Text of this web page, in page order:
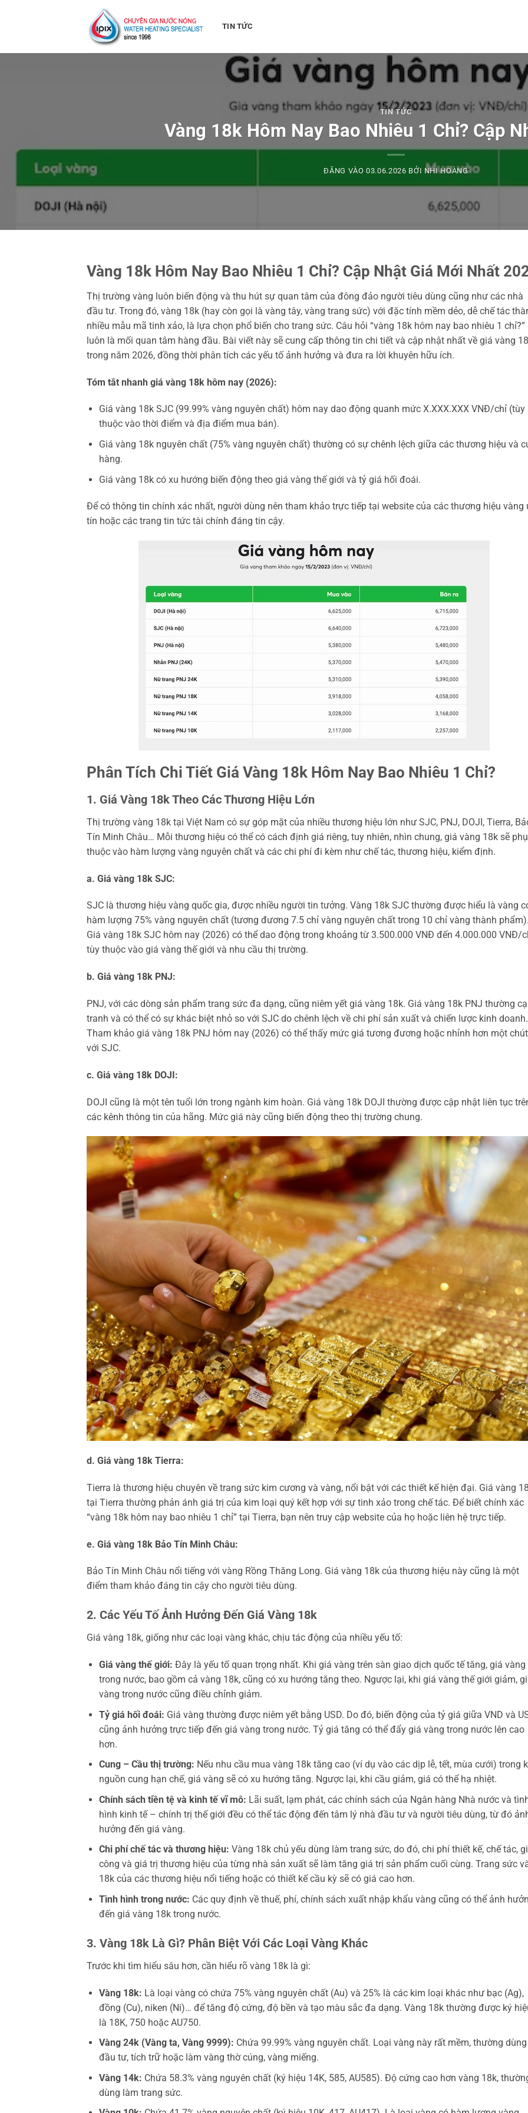
dung
TIN TỨC
TIN TỨC
Vàng 18k Hôm Nay Bao Nhiêu 1 Chỉ? Cập
ĐĂNG VÀO03.06.2026 BỞI NHI HOÀNG
Vàng 18k Hôm Nay Bao Nhiêu 1 Chỉ? Cập Nhật Giá Mới Nhất
Thị trường vàng luôn biến động và thu hút sự quan tâm của đông đảo người tiêu dùng cũng như các nhà
đầu tư. Trong đó, vàng 18k (hay còn gọi là vàng tây, vàng trang sức) với đặc tính mềm dẻo, dễ chế tác
nhiều mẫu mã tinh xảo, là lựa chọn phổ biến cho trang sức. Câu hỏi “vàng 18k hôm nay bao nhiêu 1 chỉ?”
luôn là mối quan tâm hàng đầu. Bài viết này sẽ cung cấp thông tin chi tiết và cập nhật nhất về giá vàng
trong năm 2026, đồng thời phân tích các yếu tố ảnh hưởng và đưa ra lời khuyên hữu ích.
Tóm tắt nhanh giá vàng 18k hôm nay (2026):
Giá vàng 18k SJC (99.99% vàng nguyên chất) hôm nay dao động quanh mức X.XXX.XXX VNĐ/chỉ (tùy
thuộc vào thời điểm và địa điểm mua bán).
Giá vàng 18k nguyên chất (75% vàng nguyên chất) thường có sự chênh lệch giữa các thương hiệu và
hàng.
Giá vàng 18k có xu hướng biến động theo giá vàng thế giới và tỷ giá hối đoái.
Để có thông tin chính xác nhất, người dùng nên tham khảo trực tiếp tại website của các thương hiệu vàng
tín hoặc các trang tin tức tài chính đáng tin cậy.
Phân Tích Chi Tiết Giá Vàng 18k Hôm Nay Bao Nhiêu 1 Chỉ?
1. Giá Vàng 18k Theo Các Thương Hiệu Lớn
Thị trường vàng 18k tại Việt Nam có sự góp mặt của nhiều thương hiệu lớn như SJC, PNJ, DOJI, Tierra,
Tín Minh Châu… Mỗi thương hiệu có thể có cách định giá riêng, tuy nhiên, nhìn chung, giá vàng 18k sẽ phụ
thuộc vào hàm lượng vàng nguyên chất và các chi phí đi kèm như chế tác, thương hiệu, kiểm định.
a. Giá vàng 18k SJC:
SJC là thương hiệu vàng quốc gia, được nhiều người tin tưởng. Vàng 18k SJC thường được hiểu là vàng
hàm lượng 75% vàng nguyên chất (tương đương 7.5 chỉ vàng nguyên chất trong 10 chỉ vàng thành
Giá vàng 18k SJC hôm nay (2026) có thể dao động trong khoảng từ 3.500.000 VNĐ đến 4.000.000 VNĐ/
tùy thuộc vào giá vàng thế giới và nhu cầu thị trường.
b. Giá vàng 18k PNJ:
PNJ, với các dòng sản phẩm trang sức đa dạng, cũng niêm yết giá vàng 18k. Giá vàng 18k PNJ thường
tranh và có thể có sự khác biệt nhỏ so với SJC do chênh lệch về chi phí sản xuất và chiến lược kinh doanh.
Tham khảo giá vàng 18k PNJ hôm nay (2026) có thể thấy mức giá tương đương hoặc nhỉnh hơn một
với SJC.
c. Giá vàng 18k DOJI:
DOJI cũng là một tên tuổi lớn trong ngành kim hoàn. Giá vàng 18k DOJI thường được cập nhật liên tục
các kênh thông tin của hãng. Mức giá này cũng biến động theo thị trường chung.
d. Giá vàng 18k Tierra:
Tierra là thương hiệu chuyên về trang sức kim cương và vàng, nổi bật với các thiết kế hiện đại. Giá vàng
tại Tierra thường phản ánh giá trị của kim loại quý kết hợp với sự tinh xảo trong chế tác. Để biết chính xác
“vàng 18k hôm nay bao nhiêu 1 chỉ” tại Tierra, bạn nên truy cập website của họ hoặc liên hệ trực tiếp.
e. Giá vàng 18k Bảo Tín Minh Châu:
Bảo Tín Minh Châu nổi tiếng với vàng Rồng Thăng Long. Giá vàng 18k của thương hiệu này cũng là một
điểm tham khảo đáng tin cậy cho người tiêu dùng.
2. Các Yếu Tố Ảnh Hưởng Đến Giá Vàng 18k
Giá vàng 18k, giống như các loại vàng khác, chịu tác động của nhiều yếu tố:
Giá vàng thế giới: Đây là yếu tố quan trọng nhất. Khi giá vàng trên sàn giao dịch quốc tế tăng, giá vàng
trong nước, bao gồm cả vàng 18k, cũng có xu hướng tăng theo. Ngược lại, khi giá vàng thế giới giảm,
vàng trong nước cũng điều chỉnh giảm.
Tỷ giá hối đoái: Giá vàng thường được niêm yết bằng USD. Do đó, biến động của tỷ giá giữa VND và
cũng ảnh hưởng trực tiếp đến giá vàng trong nước. Tỷ giá tăng có thể đẩy giá vàng trong nước lên cao
hơn.
Cung – Cầu thị trường: Nếu nhu cầu mua vàng 18k tăng cao (ví dụ vào các dịp lễ, tết, mùa cưới) trong
nguồn cung hạn chế, giá vàng sẽ có xu hướng tăng. Ngược lại, khi cầu giảm, giá có thể hạ nhiệt.
Chính sách tiền tệ và kinh tế vĩ mô: Lãi suất, lạm phát, các chính sách của Ngân hàng Nhà nước và
hình kinh tế – chính trị thế giới đều có thể tác động đến tâm lý nhà đầu tư và người tiêu dùng, từ đó
hưởng đến giá vàng.
Chi phí chế tác và thương hiệu: Vàng 18k chủ yếu dùng làm trang sức, do đó, chi phí thiết kế, chế tác,
công và giá trị thương hiệu của từng nhà sản xuất sẽ làm tăng giá trị sản phẩm cuối cùng. Trang sức
18k của các thương hiệu nổi tiếng hoặc có thiết kế cầu kỳ sẽ có giá cao hơn.
Tình hình trong nước: Các quy định về thuế, phí, chính sách xuất nhập khẩu vàng cũng có thể ảnh
đến giá vàng 18k trong nước.
3. Vàng 18k Là Gì? Phân Biệt Với Các Loại Vàng Khác
Trước khi tìm hiểu sâu hơn, cần hiểu rõ vàng 18k là gì:
Vàng 18k: Là loại vàng có chứa 75% vàng nguyên chất (Au) và 25% là các kim loại khác như bạc (Ag),
đồng (Cu), niken (Ni)… để tăng độ cứng, độ bền và tạo màu sắc đa dạng. Vàng 18k thường được ký
là 18K, 750 hoặc AU750.
Vàng 24k (Vàng ta, Vàng 9999): Chứa 99.99% vàng nguyên chất. Loại vàng này rất mềm, thường
đầu tư, tích trữ hoặc làm vàng thờ cúng, vàng miếng.
Vàng 14k: Chứa 58.3% vàng nguyên chất (ký hiệu 14K, 585, AU585). Độ cứng cao hơn vàng 18k,
dùng làm trang sức.